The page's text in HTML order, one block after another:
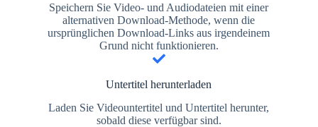
Speichern Sie Video- und Audiodateien mit einer
alternativen Download-Methode, wenn die
ursprünglichen Download-Links aus irgendeinem
Grund nicht funktionieren.
Untertitel herunterladen
Laden Sie Videountertitel und Untertitel herunter,
sobald diese verfügbar sind.